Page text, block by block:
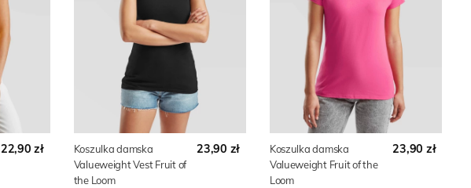
22,90 zł
Koszulka damska
Valueweight Vest Fruit of
the Loom
23,90 zł
Koszulka damska
Valueweight Fruit of the
Loom
23,90 zł